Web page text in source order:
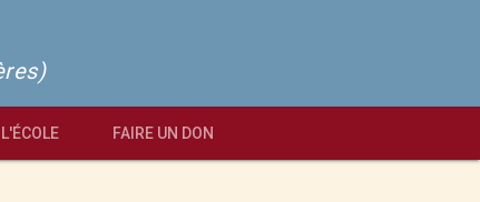
L'ÉCOLE FAIRE UN DON